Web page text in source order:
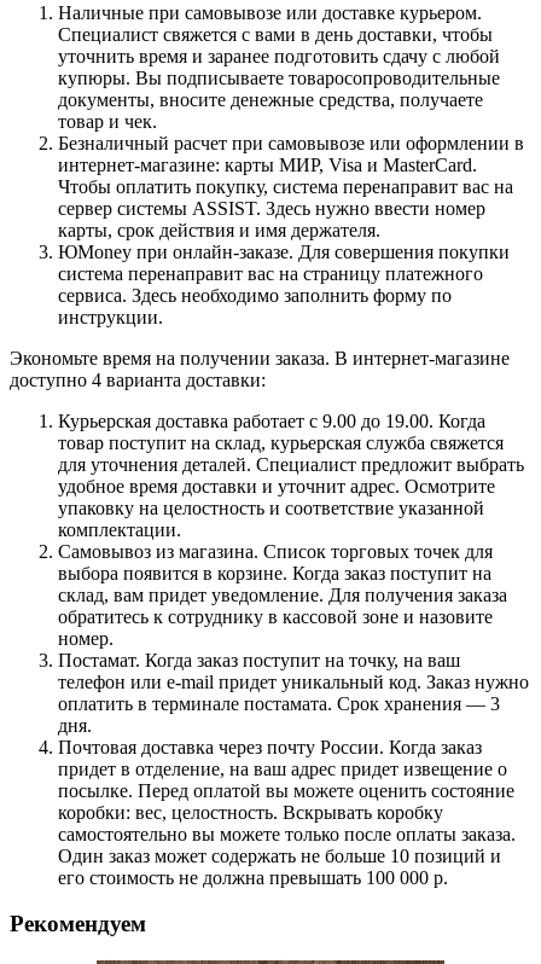
Наличные при самовывозе или доставке курьером.
Специалист свяжется с вами в день доставки, чтобы
уточнить время и заранее подготовить сдачу с любой
купюры. Вы подписываете товаросопроводительные
документы, вносите денежные средства, получаете
товар и чек.
Безналичный расчет при самовывозе или оформлении в
интернет-магазине: карты МИР, Visa и MasterCard.
Чтобы оплатить покупку, система перенаправит вас на
сервер системы ASSIST. Здесь нужно ввести номер
карты, срок действия и имя держателя.
ЮMoney при онлайн-заказе. Для совершения покупки
система перенаправит вас на страницу платежного
сервиса. Здесь необходимо заполнить форму по
инструкции.
Экономьте время на получении заказа. В интернет-магазине
доступно 4 варианта доставки:
Курьерская доставка работает с 9.00 до 19.00. Когда
товар поступит на склад, курьерская служба свяжется
для уточнения деталей. Специалист предложит выбрать
удобное время доставки и уточнит адрес. Осмотрите
упаковку на целостность и соответствие указанной
комплектации.
Самовывоз из магазина. Список торговых точек для
выбора появится в корзине. Когда заказ поступит на
склад, вам придет уведомление. Для получения заказа
обратитесь к сотруднику в кассовой зоне и назовите
номер.
Постамат. Когда заказ поступит на точку, на ваш
телефон или e-mail придет уникальный код. Заказ нужно
оплатить в терминале постамата. Срок хранения — 3
дня.
Почтовая доставка через почту России. Когда заказ
придет в отделение, на ваш адрес придет извещение о
посылке. Перед оплатой вы можете оценить состояние
коробки: вес, целостность. Вскрывать коробку
самостоятельно вы можете только после оплаты заказа.
Один заказ может содержать не больше 10 позиций и
его стоимость не должна превышать 100 000 р.
Рекомендуем